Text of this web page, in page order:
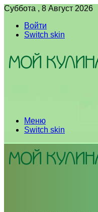
Суббота , 8 Август 2026
Войти
Switch skin
Меню
Switch skin